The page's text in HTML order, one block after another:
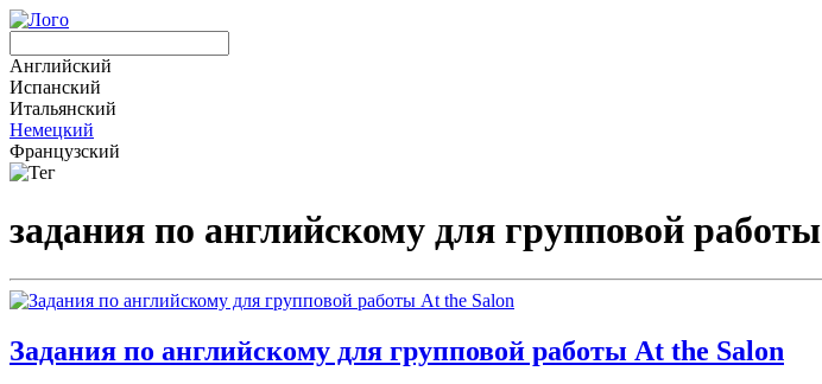
Английский
Испанский
Итальянский
Немецкий
Французский
задания по английскому для групповой работы
Задания по английскому для групповой работы At the Salon